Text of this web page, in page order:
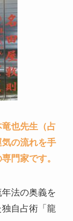
也先生（占
の流れを手
門家です。
法の奥義を
自占術「龍